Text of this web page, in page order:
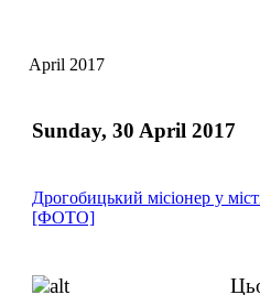
April 2017
Sunday, 30 April 2017
Дрогобицький місіонер у
[ФОТО]